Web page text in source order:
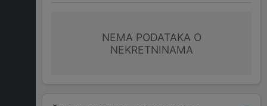
NEMA PODATAKA O
NEKRETNINAMA